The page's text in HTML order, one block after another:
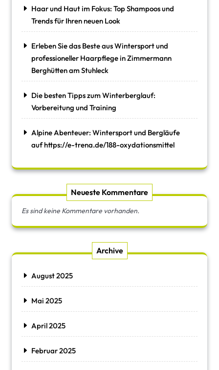
Haar und Haut im Fokus: Top Shampoos und
Trends für Ihren neuen Look
Erleben Sie das Beste aus Wintersport und
professioneller Haarpflege in Zimmermann
Berghütten am Stuhleck
Die besten Tipps zum Winterberglauf:
Vorbereitung und Training
Alpine Abenteuer: Wintersport und Bergläufe
auf https://e-trena.de/188-oxydationsmittel
Neueste Kommentare
Es sind keine Kommentare vorhanden.
Archive
August 2025
Mai 2025
April 2025
Februar 2025